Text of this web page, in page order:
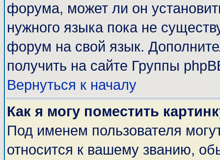
форума, может ли он
нужного языка пока не
форум на свой язык.
получить на сайте Группы
Вернуться к началу
Как я могу поместить
Под именем пользователя
относится к вашему званию,